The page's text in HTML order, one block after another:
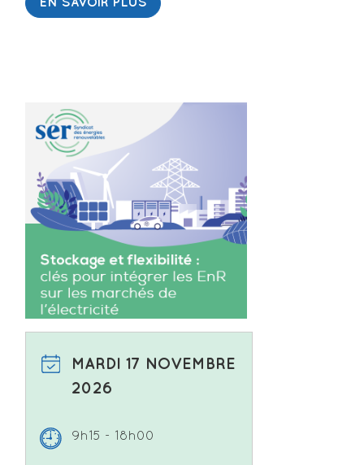
EN SAVOIR PLUS
MARDI 17 NOVEMBRE
2026
9h15 - 18h00